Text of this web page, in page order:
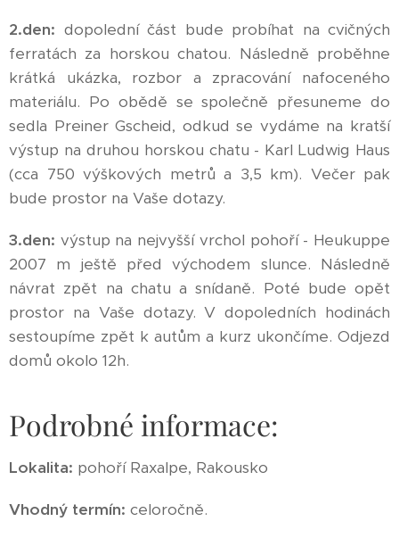
2.den: dopolední část bude probíhat na cvičných
ferratách za horskou chatou. Následně proběhne
krátká ukázka, rozbor a zpracování nafoceného
materiálu. Po obědě se společně přesuneme do
sedla Preiner Gscheid, odkud se vydáme na kratší
výstup na druhou horskou chatu - Karl Ludwig Haus
(cca 750 výškových metrů a 3,5 km). Večer pak
bude prostor na Vaše dotazy.
3.den: výstup na nejvyšší vrchol pohoří - Heukuppe
2007 m ještě před východem slunce. Následně
návrat zpět na chatu a snídaně. Poté bude opět
prostor na Vaše dotazy. V dopoledních hodinách
sestoupíme zpět k autům a kurz ukončíme. Odjezd
domů okolo 12h.
Podrobné informace:
Lokalita: pohoří Raxalpe, Rakousko
Vhodný termín: celoročně.